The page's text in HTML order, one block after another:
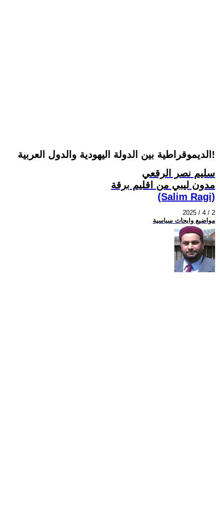
الديموقراطية بين الدولة اليهودية والدول العربية!
سليم نصر الرقعي
مدون ليبي من اقليم برقة
(Salim Ragi)
2025 / 4 / 2
مواضيع وابحاث سياسية